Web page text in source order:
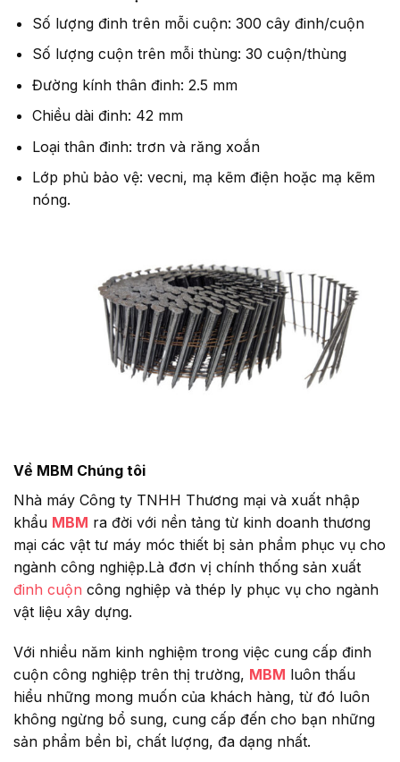
Số lượng đinh trên mỗi cuộn: 300 cây đinh/cuộn
Số lượng cuộn trên mỗi thùng: 30 cuộn/thùng
Đường kính thân đinh: 2.5 mm
Chiều dài đinh: 42 mm
Loại thân đinh: trơn và răng xoắn
Lớp phủ bảo vệ: vecni, mạ kẽm điện hoặc mạ kẽm
nóng.
Về MBM Chúng tôi
Nhà máy Công ty TNHH Thương mại và xuất nhập
khẩu MBM ra đời với nền tảng từ kinh doanh thương
mại các vật tư máy móc thiết bị sản phẩm phục vụ cho
ngành công nghiệp.Là đơn vị chính thống sản xuất
đinh cuộn công nghiệp và thép ly phục vụ cho ngành
vật liệu xây dựng.
Với nhiều năm kinh nghiệm trong việc cung cấp đinh
cuộn công nghiệp trên thị trường, MBM luôn thấu
hiểu những mong muốn của khách hàng, từ đó luôn
không ngừng bổ sung, cung cấp đến cho bạn những
sản phẩm bền bỉ, chất lượng, đa dạng nhất.